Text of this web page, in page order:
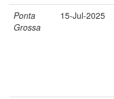
Ponta
Grossa
15-Jul-2025